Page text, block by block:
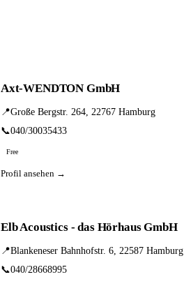
Axt-WENDTON GmbH
📍Große Bergstr. 264, 22767 Hamburg
📞040/30035433
Free
Profil ansehen →
Elb Acoustics - das Hörhaus GmbH
📍Blankeneser Bahnhofstr. 6, 22587 Hamburg
📞040/28668995